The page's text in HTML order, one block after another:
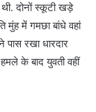
दोनों स्कूटी खड़े
में गमछा बांधे वहां
रखा धारदार
के बाद युवती वहीं